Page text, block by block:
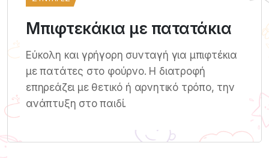
Μπιφτεκάκια με πατατάκια
Εύκολη και γρήγορη συνταγή για μπιφτέκια
με πατάτες στο φούρνο. Η διατροφή
επηρεάζει με θετικό ή αρνητικό τρόπο, την
ανάπτυξη στο παιδί.